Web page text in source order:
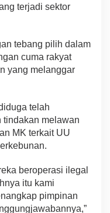
terjadi sektor
tebang pilih dalam
cuma rakyat
yang melanggar
telah
tindakan melawan
MK terkait UU
beroperasi ilegal
itu kami
pimpinan